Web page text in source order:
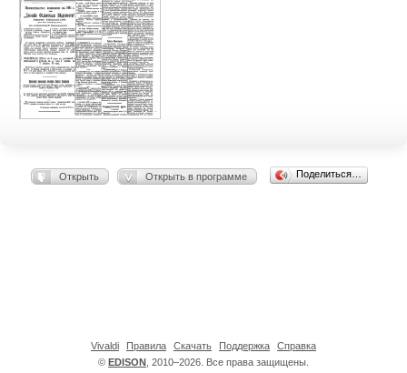
Открыть Открыть в программе Поделиться…
© EDISON , 2010–2026. Все права защищены.
Vivaldi Правила Скачать Поддержка Справка